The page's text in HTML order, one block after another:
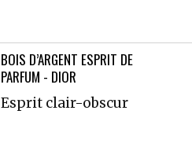
BOIS D’ARGENT ESPRIT DE
PARFUM - DIOR
Esprit clair-obscur